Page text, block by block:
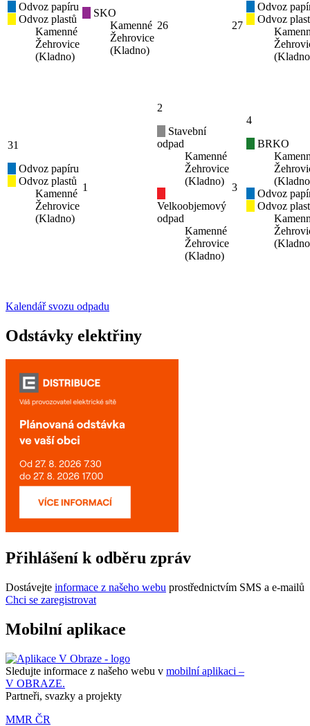
Odvoz papíru
Odvoz plastů
Kamenné
Žehrovice
(Kladno)
SKO
Kamenné
Žehrovice
(Kladno)
26 27
Odvoz
Odvoz
31
Odvoz papíru
Odvoz plastů
Kamenné
Žehrovice
(Kladno)
1
2
Stavební
odpad
Kamenné
Žehrovice
(Kladno)
Velkoobjemový
odpad
Kamenné
Žehrovice
(Kladno)
3
4
BRKO
Odvoz
Odvoz
Kalendář svozu odpadu
Odstávky elektřiny
Přihlášení k odběru zpráv
Dostávejte informace z našeho webu prostřednictvím SMS a e-mailů
Chci se zaregistrovat
Mobilní aplikace
Sledujte informace z našeho webu v mobilní aplikaci –
V OBRAZE.
Partneři, svazky a projekty
MMR ČR